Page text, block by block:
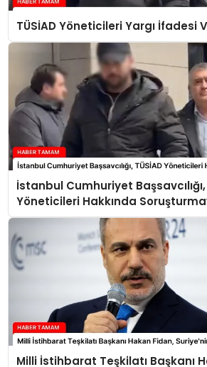
TÜSİAD Yöneticileri Yargı İfadesi
İstanbul Cumhuriyet Başsavcılığı,
Yöneticileri Hakkında
Milli İstihbarat Teşkilatı Başkanı